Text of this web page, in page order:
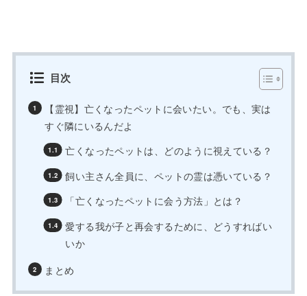
目次
【霊視】亡くなったペットに会いたい。でも、実は
すぐ隣にいるんだよ
亡くなったペットは、どのように視えている？
飼い主さん全員に、ペットの霊は憑いている？
「亡くなったペットに会う方法」とは？
愛する我が子と再会するために、どうすればい
いか
まとめ